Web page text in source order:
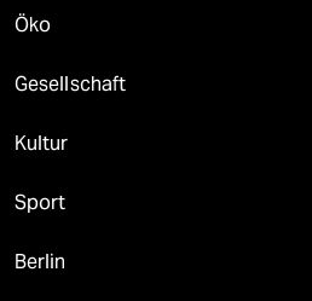
Öko
Gesellschaft
Kultur
Sport
Berlin